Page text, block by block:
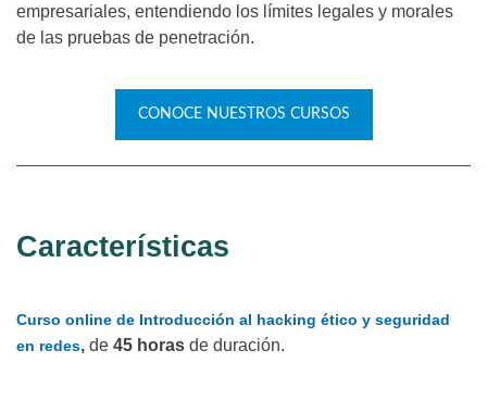
empresariales, entendiendo los límites legales y morales
de las pruebas de penetración.
CONOCE NUESTROS CURSOS
Características
Curso online de Introducción al hacking ético y seguridad
en redes, de 45 horas de duración.